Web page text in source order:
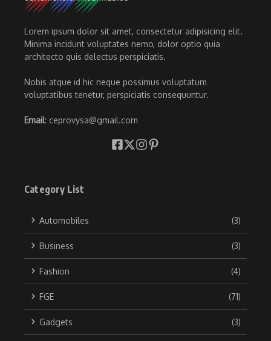
Lorem ipsum dolor sit amet, consectetur adipisicing elit.
Minima incidunt voluptates nemo, dolor optio quia
architecto quis delectus perspiciatis.
Nobis atque id hic neque possimus voluptatum
voluptatibus tenetur, perspiciatis consequuntur.
Email: ceprovysa@gmail.com
Category List
Automobiles (3)
Business (3)
Fashion (4)
FGE (71)
Gadgets (3)